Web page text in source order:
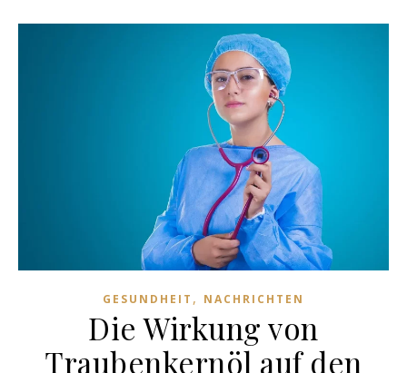
GESUNDHEIT , NACHRICHTEN
Die Wirkung von
Traubenkernöl auf den